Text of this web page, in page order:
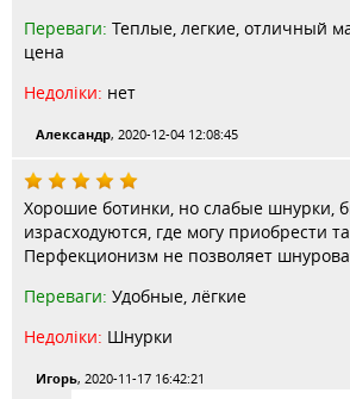
Переваги: Теплые, легкие, отличный
цена
Недоліки: нет
Александр, 2020-12-04 12:08:45
Хорошие ботинки, но слабые шнурки,
израсходуются, где могу приобрести
Перфекционизм не позволяет
Переваги: Удобные, лёгкие
Недоліки: Шнурки
Игорь, 2020-11-17 16:42:21